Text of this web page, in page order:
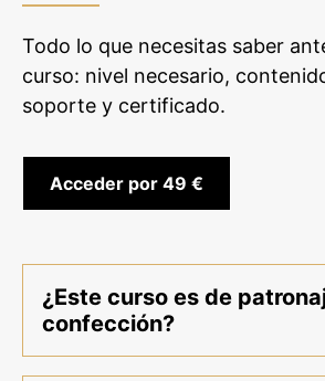
Todo lo que necesitas saber
curso: nivel necesario,
soporte y certificado.
Acceder por 49 €
¿Este curso es de
confección?